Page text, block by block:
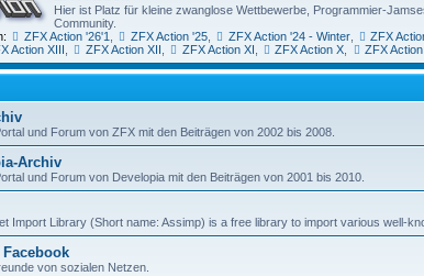
Hier ist Platz für kleine zwanglose Wettbewerbe, Programmier-
Community.
ZFX Action '26'1, ZFX Action '25, ZFX Action '24 - Winter, ZFX
Action XIII , ZFX Action XII , ZFX Action XI , ZFX Action X, ZFX Action
und Forum von ZFX mit den Beiträgen von 2002 bis 2008.
Archiv
und Forum von Developia mit den Beiträgen von 2001 bis 2010.
Import Library (Short name: Assimp) is a free library to import various well-
von sozialen Netzen.